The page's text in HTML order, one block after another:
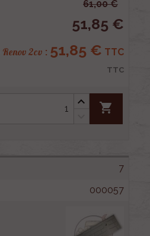
61,00 €
51,85 €
Renov 2cv : 51,85 € TTC
TTC
shopping_cart
7
000057